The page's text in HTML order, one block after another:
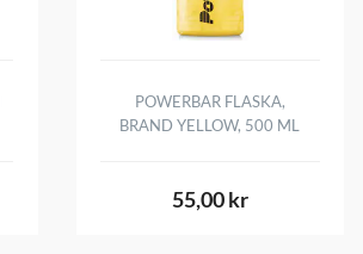
POWERBAR FLASKA,
BRAND YELLOW, 500 ML
55,00 kr